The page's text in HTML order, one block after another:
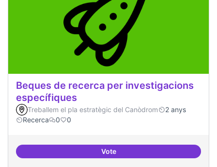
Beques de recerca per investigacions
específiques
Treballem el pla estratègic del Canòdrom
2 anys
Recerca
0 0
VoteBeques de recerca per